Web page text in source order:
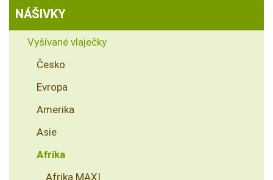
NÁŠIVKY
Vyšívané vlaječky
Česko
Evropa
Amerika
Asie
Afrika
Afrika MAXI